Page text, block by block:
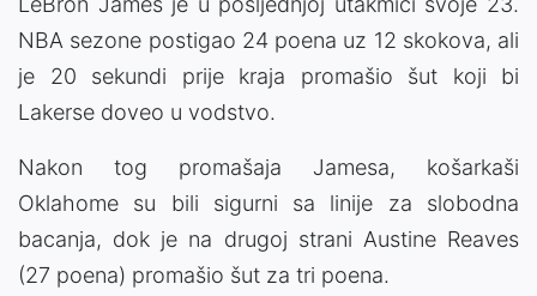
NBA sezone postigao 24 poena uz 12 skokova, ali
je 20 sekundi prije kraja promašio šut koji bi
Lakerse doveo u vodstvo.
Nakon tog promašaja Jamesa, košarkaši
Oklahome su bili sigurni sa linije za slobodna
bacanja, dok je na drugoj strani Austine Reaves
(27 poena) promašio šut za tri poena.